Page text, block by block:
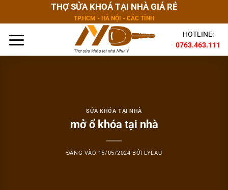
dung
THỢ SỬA KHOÁ TẠI NHÀ GIÁ RẺ
TP.HCM - HÀ NỘI - CÁC TỈNH
HOTLINE:
0763.463.111
SỬA KHÓA TẠI NHÀ
mở ổ khóa tại nhà
ĐĂNG VÀO 15/05/2024 BỞI LYLAU